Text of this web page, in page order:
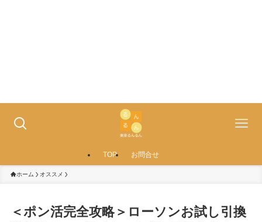
TOP お問合せ
ホーム オススメ
＜ポン活完全攻略＞ローソンお試し引換